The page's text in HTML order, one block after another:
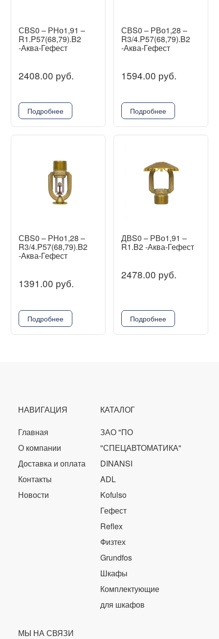
СВS0 – РНо1,91 –
R1.P57(68,79).B2
-Аква-Гефест
2408.00 руб.
Подробнее
СВS0 – РВо1,28 –
R3/4.P57(68,79).B2
-Аква-Гефест
1594.00 руб.
Подробнее
СВS0 – РНо1,28 –
R3/4.P57(68,79).B2
-Аква-Гефест
1391.00 руб.
Подробнее
ДВS0 – РВо1,91 –
R1.B2 -Аква-Гефест
2478.00 руб.
Подробнее
НАВИГАЦИЯ
Главная
О компании
Доставка и оплата
Контакты
Новости
КАТАЛОГ
ЗАО "ПО
"СПЕЦАВТОМАТИКА"
DINANSI
ADL
Kofulso
Гефест
Reflex
Физтех
Grundfos
Шкафы
Комплектующие
для шкафов
МЫ НА СВЯЗИ